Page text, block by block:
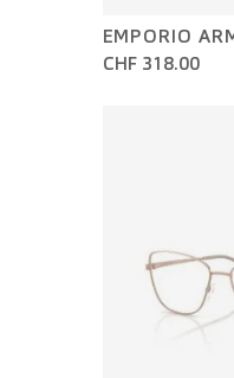
EMPORIO
CHF 318.00